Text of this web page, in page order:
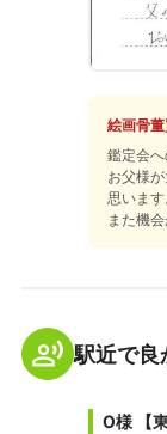
絵画骨
鑑定会へ
お父様
思います
また機
駅近で良
O様 【